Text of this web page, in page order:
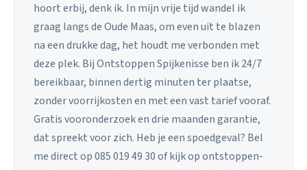
hoort erbij, denk ik. In mijn vrije tijd wandel ik
graag langs de Oude Maas, om even uit te blazen
na een drukke dag, het houdt me verbonden met
deze plek. Bij Ontstoppen Spijkenisse ben ik 24/7
bereikbaar, binnen dertig minuten ter plaatse,
zonder voorrijkosten en met een vast tarief vooraf.
Gratis vooronderzoek en drie maanden garantie,
dat spreekt voor zich. Heb je een spoedgeval? Bel
me direct op 085 019 49 30 of kijk op ontstoppen-